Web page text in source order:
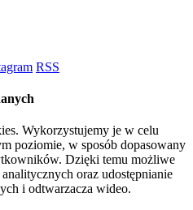
RSS
Wykorzystujemy je w celu
poziomie, w sposób dopasowany
Dzięki temu możliwe
oraz udostępnianie
i odtwarzacza wideo.